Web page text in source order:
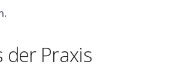
der Praxis